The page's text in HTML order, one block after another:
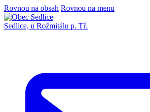
Rovnou na obsah Rovnou na menu
Sedlice, u Rožmitálu p. Tř.